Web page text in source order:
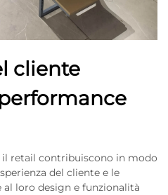
cliente
retail contribuiscono in modo
del cliente e le
loro design e funzionalità